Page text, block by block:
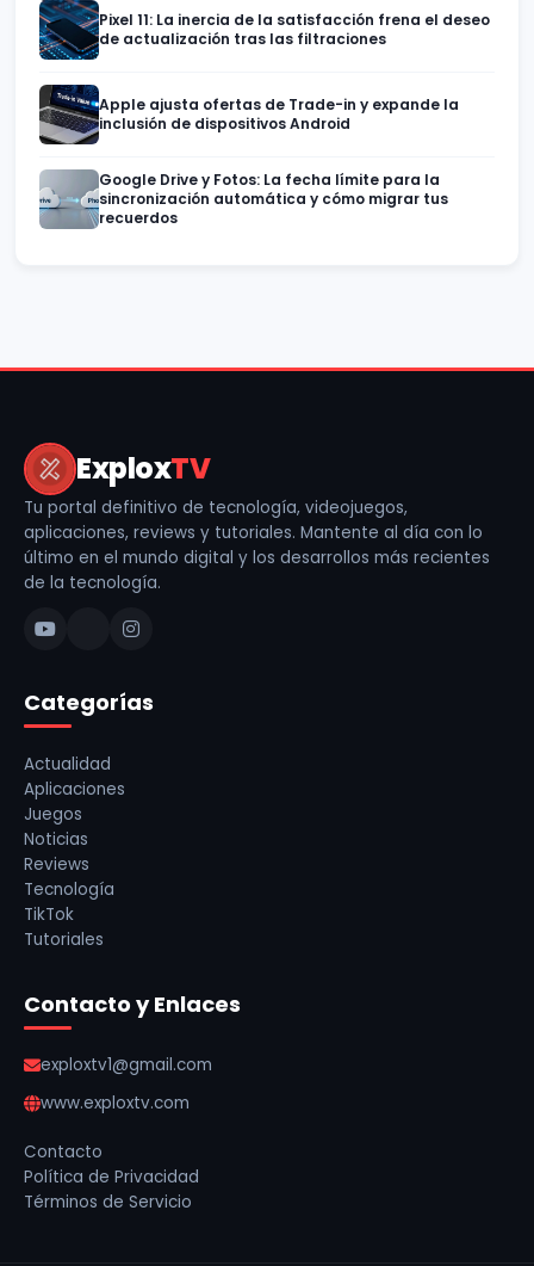
Pixel 11: La inercia de la satisfacción frena el deseo
de actualización tras las filtraciones
Apple ajusta ofertas de Trade-in y expande la
inclusión de dispositivos Android
Google Drive y Fotos: La fecha límite para la
sincronización automática y cómo migrar tus
recuerdos
ExploxTV
Tu portal definitivo de tecnología, videojuegos,
aplicaciones, reviews y tutoriales. Mantente al día con lo
último en el mundo digital y los desarrollos más recientes
de la tecnología.
Categorías
Actualidad
Aplicaciones
Juegos
Noticias
Reviews
Tecnología
TikTok
Tutoriales
Contacto y Enlaces
exploxtv1@gmail.com
www.exploxtv.com
Contacto
Política de Privacidad
Términos de Servicio